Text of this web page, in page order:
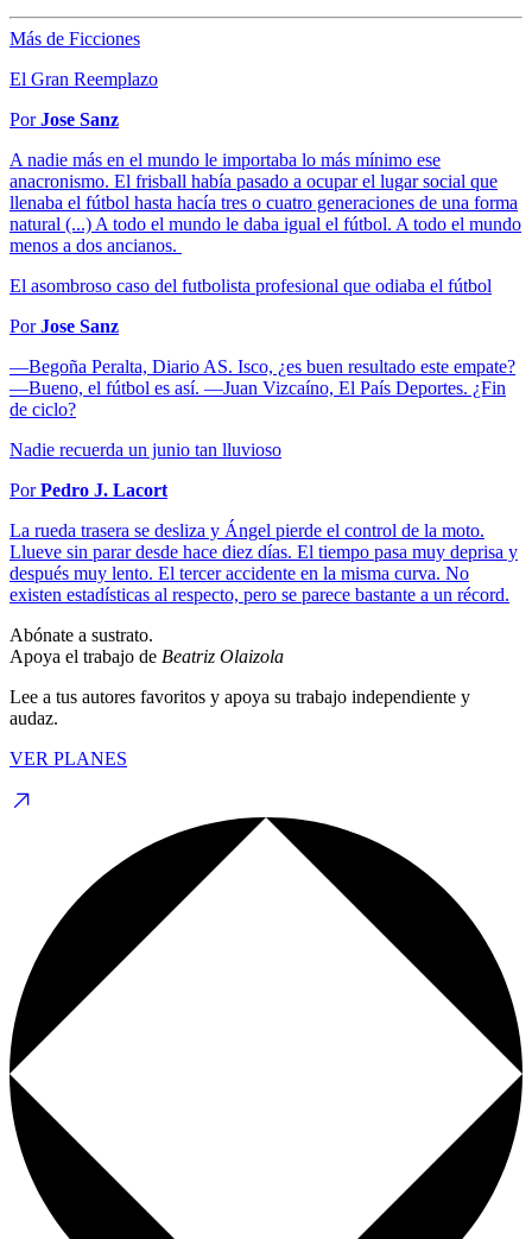
Más de Ficciones
El Gran Reemplazo
PorJose Sanz
A nadie más en el mundo le importaba lo más mínimo ese
anacronismo. El frisball había pasado a ocupar el lugar social que
llenaba el fútbol hasta hacía tres o cuatro generaciones de una forma
natural (...) A todo el mundo le daba igual el fútbol. A todo el mundo
menos a dos ancianos.
El asombroso caso del futbolista profesional que odiaba el fútbol
PorJose Sanz
—Begoña Peralta, Diario AS. Isco, ¿es buen resultado este empate?
—Bueno, el fútbol es así. —Juan Vizcaíno, El País Deportes. ¿Fin
de ciclo?
Nadie recuerda un junio tan lluvioso
PorPedro J. Lacort
La rueda trasera se desliza y Ángel pierde el control de la moto.
Llueve sin parar desde hace diez días. El tiempo pasa muy deprisa y
después muy lento. El tercer accidente en la misma curva. No
existen estadísticas al respecto, pero se parece bastante a un récord.
Abónate a sustrato.
Apoya el trabajo de Beatriz Olaizola
Lee a tus autores favoritos y apoya su trabajo independiente y
audaz.
VER PLANES